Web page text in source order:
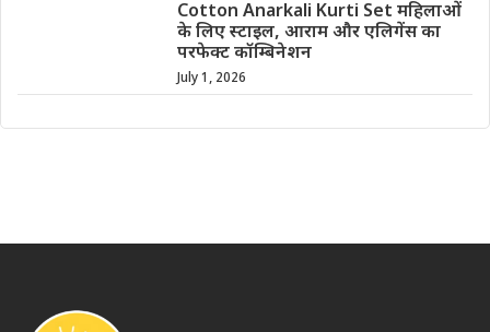
Cotton Anarkali Kurti Set महिलाओं
के लिए स्टाइल, आराम और एलिगेंस का
परफेक्ट कॉम्बिनेशन
July 1, 2026